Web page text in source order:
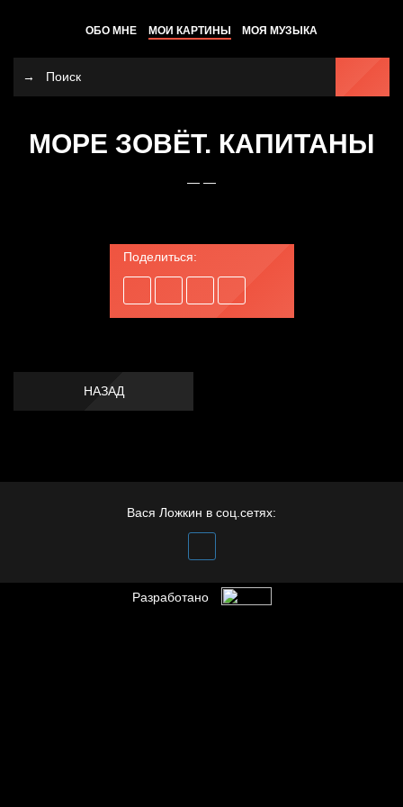
ОБО МНЕ МОИ КАРТИНЫ МОЯ МУЗЫКА
МОРЕ ЗОВЁТ. КАПИТАНЫ
— —
Поделиться:
НАЗАД
Вася Ложкин в соц.сетях:
Разработано